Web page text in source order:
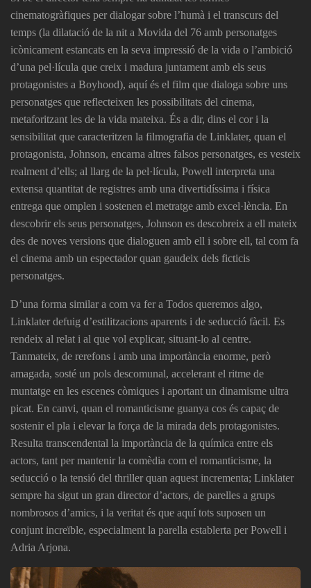
cinematogràfiques per dialogar sobre l’humà i el transcurs del
temps (la dilatació de la nit a Movida del 76 amb personatges
icònicament estancats en la seva impressió de la vida o l’ambició
d’una pel·lícula que creix i madura juntament amb els seus
protagonistes a Boyhood), aquí és el film que dialoga sobre uns
personatges que reflecteixen les possibilitats del cinema,
metaforitzant les de la vida mateixa. És a dir, dins el cor i la
sensibilitat que caracteritzen la filmografia de Linklater, quan el
protagonista, Johnson, encarna altres falsos personatges, es vesteix
realment d’ells; al llarg de la pel·lícula, Powell interpreta una
extensa quantitat de registres amb una divertidíssima i física
entrega que omplen i sostenen el metratge amb excel·lència. En
descobrir els seus personatges, Johnson es descobreix a ell mateix
des de noves versions que dialoguen amb ell i sobre ell, tal com fa
el cinema amb un espectador quan gaudeix dels ficticis
personatges.
D’una forma similar a com va fer a Todos queremos algo,
Linklater defuig d’estilitzacions aparents i de seducció fàcil. Es
rendeix al relat i al que vol explicar, situant-lo al centre.
Tanmateix, de rerefons i amb una importància enorme, però
amagada, sosté un pols descomunal, accelerant el ritme de
muntatge en les escenes còmiques i aportant un dinamisme ultra
picat. En canvi, quan el romanticisme guanya cos és capaç de
sostenir el pla i elevar la força de la mirada dels protagonistes.
Resulta transcendental la importància de la química entre els
actors, tant per mantenir la comèdia com el romanticisme, la
seducció o la tensió del thriller quan aquest incrementa; Linklater
sempre ha sigut un gran director d’actors, de parelles a grups
nombrosos d’amics, i la veritat és que aquí tots suposen un
conjunt increïble, especialment la parella establerta per Powell i
Adria Arjona.